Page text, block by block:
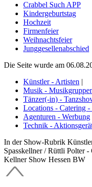
Crabbel Such APP
Kindergeburtstag
Hochzeit
Firmenfeier
Weihnachtsfeier
Junggesellenabschied
Die Seite wurde am
Künstler - Artisten |
Musik -
Tänzer(-in) -
Locations - Catering
Agenturen - Werbung
Technik -
In der Show-Rubrik
Spasskellner / Rüttli Polter
Kellner Show Hessen BW